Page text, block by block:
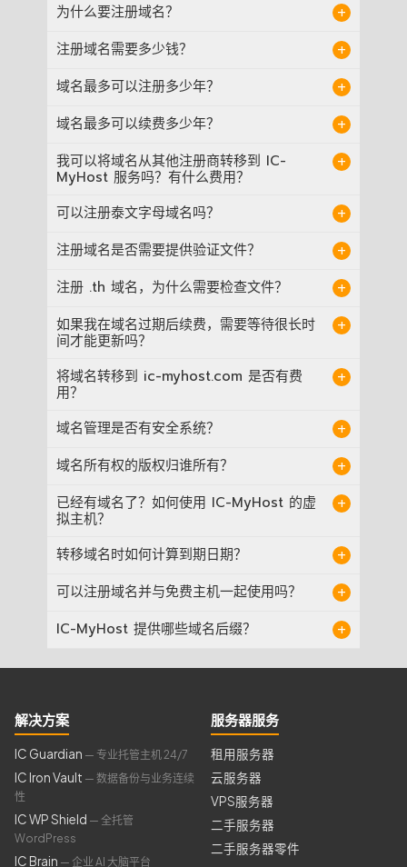
$31
$74
.blackfriday
39
/year
.boutique
.builders
$ 42 /year
$39 /year
$81/year
.cards
$50/year
$81
$
.cash
$
.casino
$180
为什么要注册域名？
互联网上的每个网站都有一个唯一的编号，称
为 IP 地址，它通常以一系列数字的形式出现，
互联网可能会很困难，因为它们难以记住。为
加方便用户使用。
注册域名需要多少钱？
我们的服务注册 .com 域名的费用为每年 450
泰铢。或者，您也可以选择包含域名注册和主
餐甚至提供免费域名注册。
域名最多可以注册多少年？
最多可注册 10 年。
域名最多可以续费多少年？
最多可续费 9 年。
我可以将域名从其他注册商转移到 IC-
MyHost 服务吗？有什么费用？
是的，您可以将域名转移到我们的服务。只要
您是电子邮件管理员的所有者，就不会产生额
例如，续费 .com 域名的费用为每年 450 泰
享受优惠价格，有些主机套餐甚至包含免费域
可以注册泰文字母域名吗？
可以注册泰文字母域名。系统支持
.com、.net、.org，例如 ไอซีมาย
注册域名是否需要提供验证文件？
除了 .th 域名需要先进行验证外，不需要其他
文件。
注册 .th 域名，为什么需要检查文件？
在泰国，所有 .th 域名必须经过 THNIC 域名中
心的批准，因此需要进行文件检查。
如果我在域名过期后续费，需要等待很长时
间才能更新吗？
等待更新 24 小时内即可正常使用。
将域名转移到 ic-myhost.com 是否有费
用？
仅需支付 1 年的域名续费费用。
域名管理是否有安全系统？
当然有，我们的在线域名管理系统直接来自
ICANN 认证的国际域名注册商。这确保了您可
域名所有权的版权归谁所有？
域名所有权的版权归客户所有。
已经有域名了？如何使用 IC-MyHost 的虚
拟主机？
如果您已经有域名，并希望使用 IC-MyHost 的
虚拟主机服务，请按照以下简单步骤操作：
成为会员：注册成为我们的会员以开始流程。
更新 DNS 设置：登录到您的域名注册商账户，
成为会员，我们会为您提供所需的 DNS 信息。
DNS 传播：更新 DNS 设置后，通常需要 2-4
的服务器上设置好，准备上线。
网站。
转移域名时如何计算到期日期？
当您将域名转移到我们这里时，到期日期会从
原注册期继续计算。您不会损失任何天数，当
可以注册域名并与免费主机一起使用吗？
当然可以！您可以轻松注册您的域名，并通过
在域名注册表单中输入您选择的主机的 DNS 信
IC-MyHost 提供哪些域名后缀？
括：
国家/地区特定后缀： .co.th, .ac.th, .or.th,
.go.th, .net.th, .mi.th, .in.th,
.pizza, .place, .plumbing, .plus, .poker,
.porn, .press, .pink, .pictures, .pics,
.photos, .photography, .photo, .pet, .party,
.parts, .partners, .productions, .properties,
.property, .school, .sc, .salon, .run, .rodeo,
.review, .restaurant, .rest, .report, .repair,
.rentals, .rent, .reisen, .red, .recipes,
.racing, .schule, .organic, .online, .loans,
解决方案
IC Guardian — 专业托管主机 24/7
IC Iron Vault — 数据备份与业务连续
性
IC WP Shield — 全托管
WordPress
IC Brain — 企业 AI 大脑平台
服务器服务
租用服务器
云服务器
VPS服务器
二手服务器
二手服务器零件